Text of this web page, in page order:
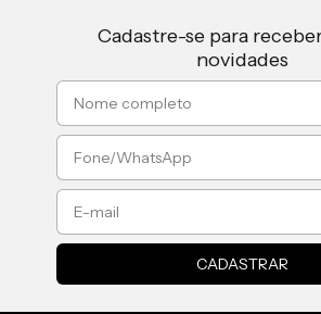
Cadastre-se para
novidades